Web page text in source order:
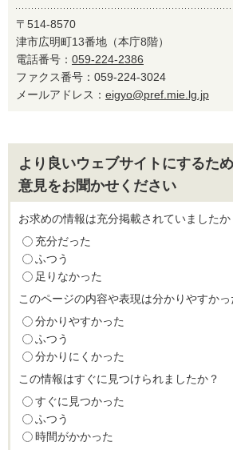
〒514-8570
津市広明町13番地（本庁8階）
電話番号： 059-224-2386
ファクス番号：059-224-3024
メールアドレス： eigyo@pref.mie.lg.jp
より良いウェブサイトにするた
意見をお聞かせください
お求めの情報は充分掲載されていましたか
充分だった
ふつう
足りなかった
このページの内容や表現は分かりやすかっ
分かりやすかった
ふつう
分かりにくかった
この情報はすぐに見つけられましたか？
すぐに見つかった
ふつう
時間がかかった